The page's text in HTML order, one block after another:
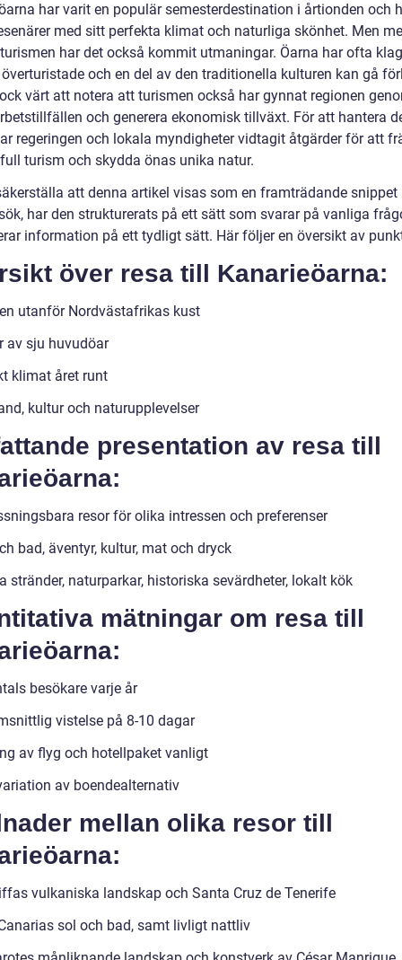
har varit en populär semesterdestination i årtionden och
med sitt perfekta klimat och naturliga skönhet. Men
har det också kommit utmaningar. Öarna har ofta
och en del av den traditionella kulturen kan gå
värt att notera att turismen också har gynnat regionen
och generera ekonomisk tillväxt. För att hantera
regeringen och lokala myndigheter vidtagit åtgärder för att
turism och skydda önas unika natur.
att denna artikel visas som en framträdande snippet
har den strukturerats på ett sätt som svarar på vanliga
information på ett tydligt sätt. Här följer en översikt av
över resa till Kanarieöarna:
utanför Nordvästafrikas kust
av sju huvudöar
klimat året runt
kultur och naturupplevelser
presentation av resa till
resor för olika intressen och preferenser
bad, äventyr, kultur, mat och dryck
stränder, naturparkar, historiska sevärdheter, lokalt kök
mätningar om resa till
besökare varje år
vistelse på 8-10 dagar
av flyg och hotellpaket vanligt
av boendealternativ
mellan olika resor till
vulkaniska landskap och Santa Cruz de Tenerife
sol och bad, samt livligt nattliv